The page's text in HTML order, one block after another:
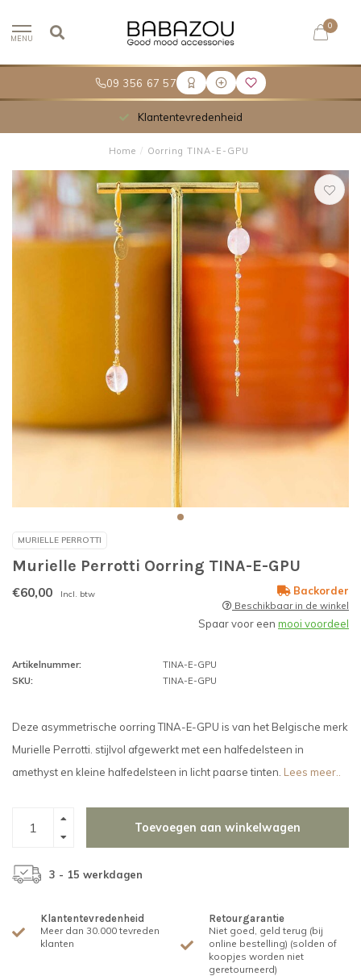
09 356 67 57
MENU
0
Klantentevredenheid
Home / Oorring TINA-E-GPU
MURIELLE PERROTTI
Murielle Perrotti Oorring TINA-E-GPU
€60,00 Incl. btw Backorder
Beschikbaar in de winkel
Spaar voor een mooi voordeel
Artikelnummer:
TINA-E-GPU
SKU:
TINA-E-GPU
Deze asymmetrische oorring TINA-E-GPU is van het Belgische merk
Murielle Perrotti. stijlvol afgewerkt met een halfedelsteen in
amethyst en kleine halfedelsteen in licht paarse tinten. Lees meer..
Toevoegen aan winkelwagen
3 - 15 werkdagen
Klantentevredenheid
Meer dan 30.000 tevreden
klanten
Retourgarantie
Niet goed, geld terug (bij
online bestelling) (solden of
koopjes worden niet
geretourneerd)